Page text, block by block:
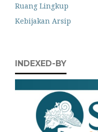
Ruang Lingkup
Kebijakan Arsip
INDEXED-BY